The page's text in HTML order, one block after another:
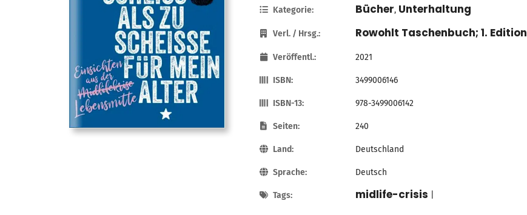
Kategorie: Bücher, Unterhaltung
Verl. / Hrsg.: Rowohlt Taschenbuch; 1. Edition
Veröffentl.: 2021
ISBN: 3499006146
ISBN-13: 978-3499006142
Seiten: 240
Land: Deutschland
Sprache: Deutsch
Tags: midlife-crisis